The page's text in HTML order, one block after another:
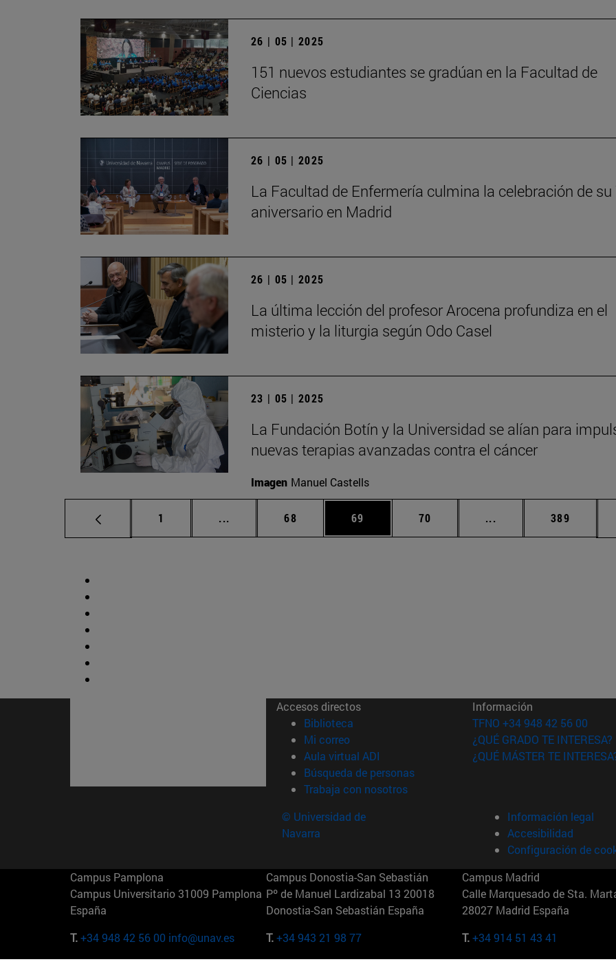
26 | 05 | 2025
151 nuevos estudiantes se gradúan en la Facultad de
Ciencias
26 | 05 | 2025
La Facultad de Enfermería culmina la celebración de su
aniversario en Madrid
26 | 05 | 2025
La última lección del profesor Arocena profundiza en el
misterio y la liturgia según Odo Casel
23 | 05 | 2025
La Fundación Botín y la Universidad se alían para
nuevas terapias avanzadas contra el cáncer
Imagen Manuel Castells
Página
1 ... Páginas intermedias Use TAB para desplazarse.
Página
68 Página
69 Página
70 ... Páginas intermedias
Página
389
Accesos directos
Biblioteca (abre en nueva ventana)
Mi correo(abre en nueva ventana)
Aula virtual ADI (abre en nueva ventana)
Búsqueda de personas(abre en nueva ventana)
Trabaja con nosotros(abre en nueva ventana)
Información
TFNO +34 948 42 56 00
¿QUÉ GRADO TE INTERESA?
¿QUÉ MÁSTER TE
© Universidad de
Navarra
Información legal
Accesibilidad
Configuración de
Campus Pamplona
Campus Universitario 31009 Pamplona
España
T.+34 948 42 56 00 info@unav.es
Campus Donostia-San Sebastián
Pº de Manuel Lardizabal 13 20018
Donostia-San Sebastián España
T.+34 943 21 98 77
Campus Madrid
Calle Marquesado de Sta.
28027 Madrid España
T.+34 914 51 43 41